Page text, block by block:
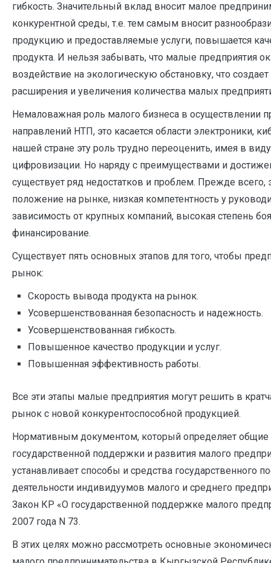
гибкость. Значительный вклад вносит малое
конкурентной среды, т.е. тем самым вносит
продукцию и предоставляемые услуги, повышается
продукта. И нельзя забывать, что малые предприятия
воздействие на экологическую обстановку, что
расширения и увеличения количества малых
Немаловажная роль малого бизнеса в осуществлении
направлений НТП, это касается области электроники,
нашей стране эту роль трудно переоценить, имея в
цифровизации. Но наряду с преимуществами и
существует ряд недостатков и проблем. Прежде
положение на рынке, низкая компетентность у
зависимость от крупных компаний, высокая степень
финансирование.
Существует пять основных этапов для того, чтобы
рынок:
Скорость вывода продукта на рынок.
Усовершенствованная безопасность и надежность.
Усовершенствованная гибкость.
Повышенное качество продукции и услуг.
Повышенная эффективность работы.
Все эти этапы малые предприятия могут решить в
рынок с новой конкурентоспособной продукцией.
Нормативным документом, который определяет общие
государственной поддержки и развития малого
устанавливает способы и средства государственного
деятельности индивидуумов малого и среднего
Закон КР «О государственной поддержке малого
2007 года N 73.
В этих целях можно рассмотреть основные